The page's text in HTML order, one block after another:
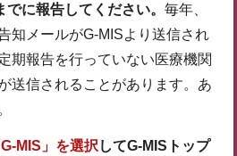
に報告してください。 毎年、
知メールがG-MISより送信され
期報告を行っていない医療機関
送信されることがあります。あ
G-MIS」を選択 してG-MISトップ